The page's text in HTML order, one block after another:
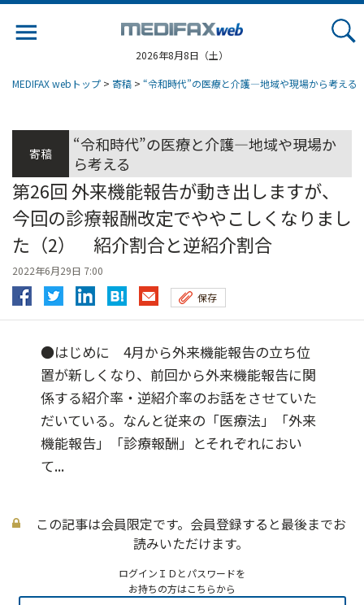
2026年8月8日（土）
MEDIFAX webトップ > 寄稿 > “令和時代”の医療と介護―地域や現場から考える
寄稿
“令和時代”の医療と介護―地域や現場か
ら考える
第26回 外来機能報告が動き出しますが、
今回の診療報酬改定でややこしくなりまし
た（2） 紹介割合と逆紹介割合
2022年6月29日 7:00
保存
●はじめに 4月から外来機能報告の立ち位
置が新しくなり、前回から外来機能報告に関
係する紹介率・逆紹介率のお話をさせていた
だいている。なんと従来の「医療法」「外来
機能報告」「診療報酬」とそれぞれにおい
て...
この記事は会員限定です。会員登録すると最後までお
読みいただけます。
ログインＩＤとパスワードを
お持ちの方はこちらから